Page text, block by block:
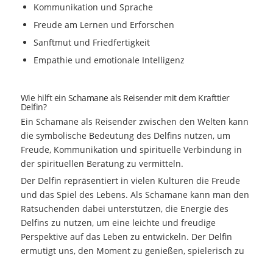
Kommunikation und Sprache
Freude am Lernen und Erforschen
Sanftmut und Friedfertigkeit
Empathie und emotionale Intelligenz
Wie hilft ein Schamane als Reisender mit dem Krafttier
Delfin?
Ein Schamane als Reisender zwischen den Welten kann
die symbolische Bedeutung des Delfins nutzen, um
Freude, Kommunikation und spirituelle Verbindung in
der spirituellen Beratung zu vermitteln.
Der Delfin repräsentiert in vielen Kulturen die Freude
und das Spiel des Lebens. Als Schamane kann man den
Ratsuchenden dabei unterstützen, die Energie des
Delfins zu nutzen, um eine leichte und freudige
Perspektive auf das Leben zu entwickeln. Der Delfin
ermutigt uns, den Moment zu genießen, spielerisch zu